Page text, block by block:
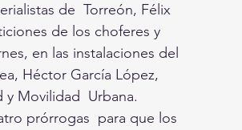
de  Torreón, Félix
de los choferes y
en las instalaciones del
Héctor García López,
Movilidad  Urbana.
prórrogas  para que los